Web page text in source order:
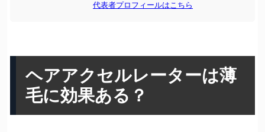
代表者プロフィールはこちら
ヘアアクセルレーターは薄
毛に効果ある？